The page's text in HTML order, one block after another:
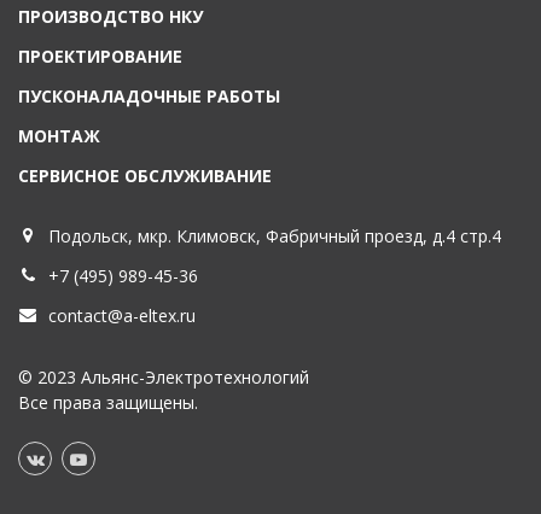
ПРОИЗВОДСТВО НКУ
ПРОЕКТИРОВАНИЕ
ПУСКОНАЛАДОЧНЫЕ РАБОТЫ
МОНТАЖ
СЕРВИСНОЕ ОБСЛУЖИВАНИЕ
Подольск, мкр. Климовск, Фабричный проезд, д.4 стр.4
+7 (495) 989-45-36
contact@a-eltex.ru
© 2023 Альянс-Электротехнологий
Все права защищены.